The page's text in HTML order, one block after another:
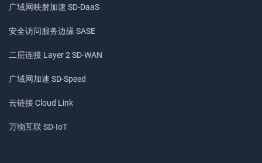
广域网映射加速 SD-DaaS
安全访问服务边缘 SASE
二层连接 Layer 2 SD-WAN
广域网加速 SD-Speed
云链接 Cloud Link
万物互联 SD-IoT